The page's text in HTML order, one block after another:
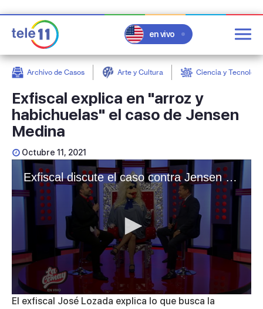
en vivo
Archivo de Casos Arte y Cultura Ciencia y
Exfiscal explica en "arroz y
habichuelas" el caso de Jensen
Medina
Octubre 11, 2021
Exfiscal discute el caso contra Jensen Medina
0
El exfiscal José Lozada explica lo que busca la
post